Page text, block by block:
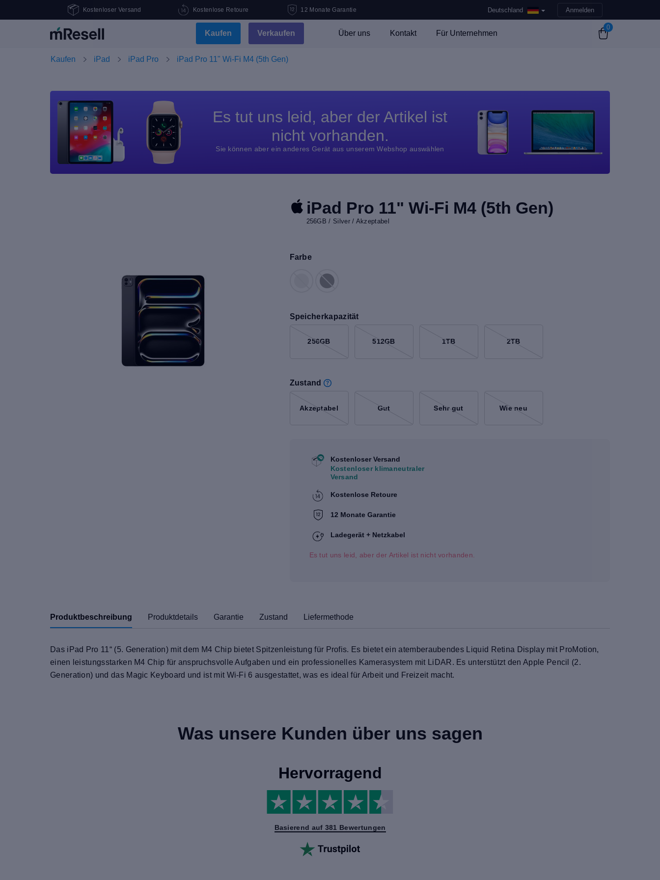
Kostenloser Versand Kostenlose Retoure 12 Monate Garantie Deutschland Anmelden
Kaufen Verkaufen Über uns Kontakt Für Unternehmen
0
Kaufen iPad iPad Pro iPad Pro 11" Wi-Fi M4 (5th Gen)
Es tut uns leid, aber der Artikel ist
nicht vorhanden.
Sie können aber ein anderes Gerät aus unserem Webshop auswählen
iPad Pro 11" Wi-Fi M4 (5th Gen)
256GB / Silver / Akzeptabel
Farbe
Speicherkapazität
256GB 512GB 1TB 2TB
Zustand
Akzeptabel Gut Sehr gut Wie neu
Kostenloser Versand
Kostenloser klimaneutraler
Versand
Kostenlose Retoure
12 Monate Garantie
Ladegerät + Netzkabel
Es tut uns leid, aber der Artikel ist nicht vorhanden.
Produktbeschreibung Produktdetails Garantie Zustand Liefermethode
Das iPad Pro 11“ (5. Generation) mit dem M4 Chip bietet Spitzenleistung für Profis. Es bietet ein atemberaubendes Liquid Retina Display mit ProMotion,
einen leistungsstarken M4 Chip für anspruchsvolle Aufgaben und ein professionelles Kamerasystem mit LiDAR. Es unterstützt den Apple Pencil (2.
Generation) und das Magic Keyboard und ist mit Wi-Fi 6 ausgestattet, was es ideal für Arbeit und Freizeit macht.
Was unsere Kunden über uns sagen
Hervorragend
Basierend auf 381 Bewertungen